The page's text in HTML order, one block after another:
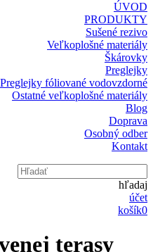
ÚVOD
PRODUKTY
Sušené rezivo
Veľkoplošné materiály
Škárovky
Preglejky
Preglejky fóliované vodovzdorné
Ostatné veľkoplošné materiály
Blog
Doprava
Osobný odber
Kontakt
hľadaj
účet
košík0
terasy